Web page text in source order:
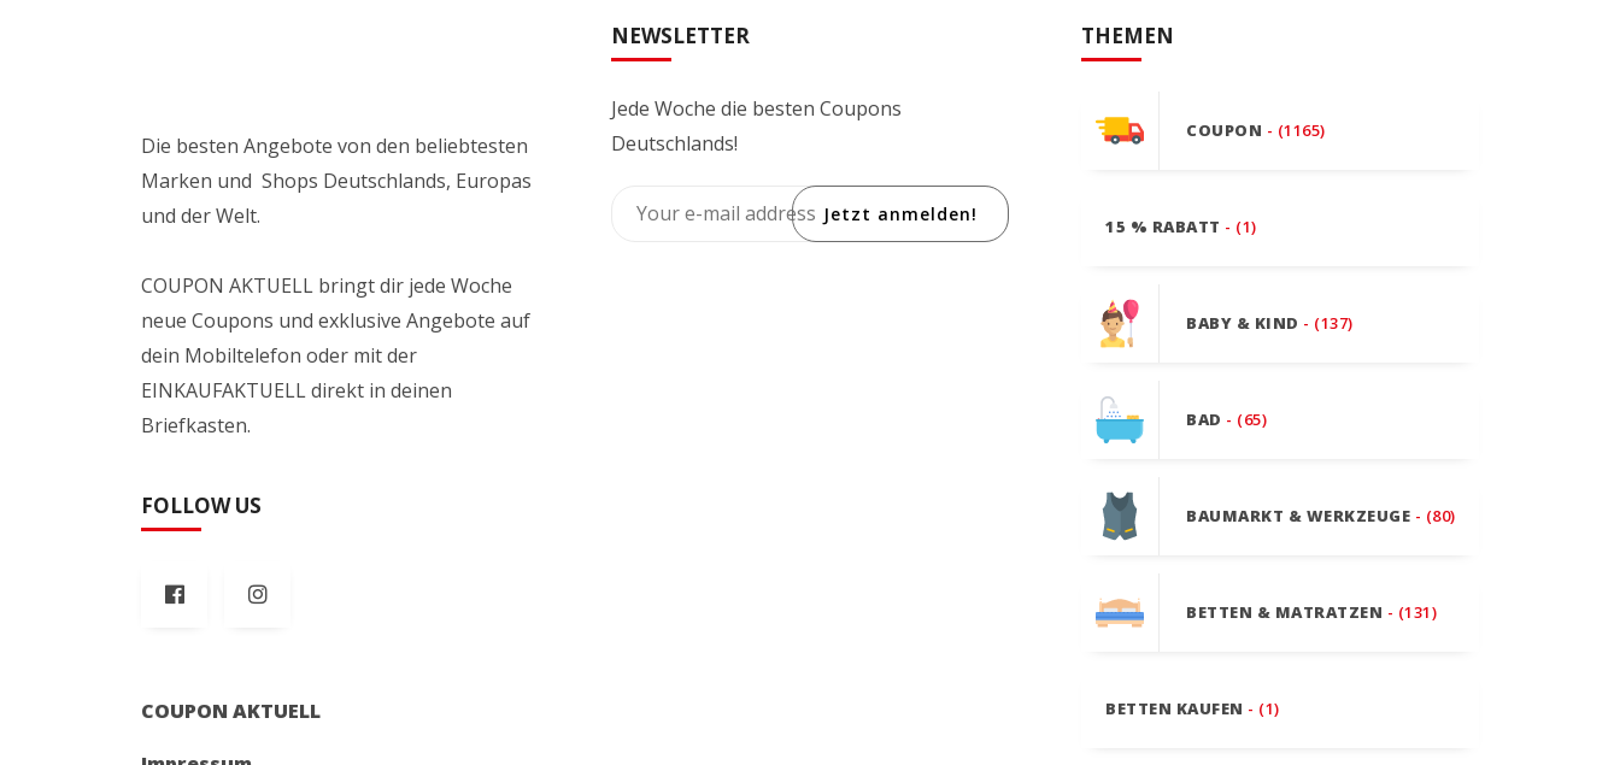
Die besten Angebote von den beliebtesten
Marken und Shops Deutschlands, Europas
und der Welt.
COUPON AKTUELL bringt dir jede Woche
neue Coupons und exklusive Angebote auf
dein Mobiltelefon oder mit der
EINKAUFAKTUELL direkt in deinen
Briefkasten.
FOLLOW US
COUPON AKTUELL
NEWSLETTER
Jede Woche die besten Coupons
Deutschlands!
Jetzt anmelden!
THEMEN
COUPON - (1165)
15 % RABATT - (1)
BABY & KIND - (137)
BAD - (65)
BAUMARKT & WERKZEUGE - (80)
BETTEN & MATRATZEN - (131)
BETTEN KAUFEN - (1)